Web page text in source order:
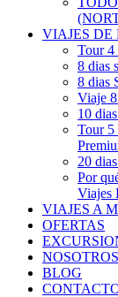
VIAJES DE
Tour 4
8 dias
8 dias
Viaje
10
Tour 5
20
Por
Viajes
VIAJES A
OFERTAS
NOSOTROS
BLOG